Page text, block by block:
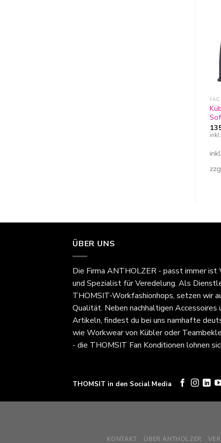
ÜBER UNS
Die Firma ANTHOLZER - passt immerist
und Spezialist für Veredelung. Als
THOMSIT-Workfashionhops, setzen wir
Qualität. Neben nachhaltigen
Artikeln, findest du bei uns namhafte
wie Workwear von Kübler oder
- die THOMSIT Fan Konditionen lohnen
THOMSIT in den Social Media
KONTAKT ÜBER ANTHOLZER